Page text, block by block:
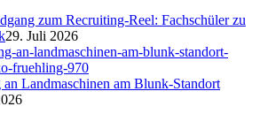
zum Recruiting-Reel: Fachschüler zu
29. Juli 2026
Landmaschinen am Blunk-Standort